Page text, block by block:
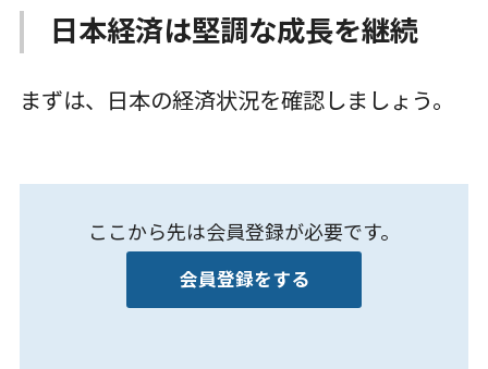
日本経済は堅調な成長を継続
まずは、日本の経済状況を確認しましょう。
ここから先は会員登録が必要です。
会員登録をする